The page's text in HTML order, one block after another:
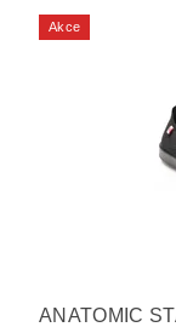
Akce
ANATOMIC